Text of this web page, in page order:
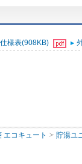
仕様表(908KB)
エコキュート 貯湯ユ